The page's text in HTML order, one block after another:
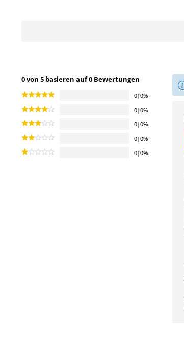
0 von 5 basieren auf 0 Bewertungen
0|0%
0|0%
0|0%
0|0%
0|0%